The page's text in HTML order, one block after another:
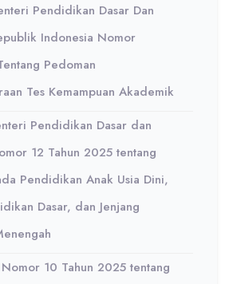
Pendidikan Dasar Dan
Indonesia Nomor
Pedoman
Tes Kemampuan Akademik
Pendidikan Dasar dan
12 Tahun 2025 tentang
Pendidikan Anak Usia Dini,
Dasar, dan Jenjang
10 Tahun 2025 tentang